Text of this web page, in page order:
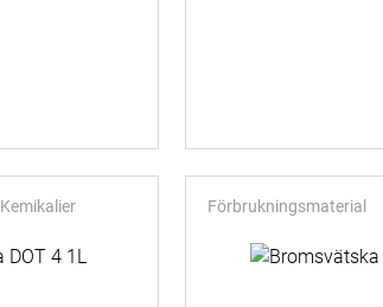
Kemikalier Förbrukningsmaterial